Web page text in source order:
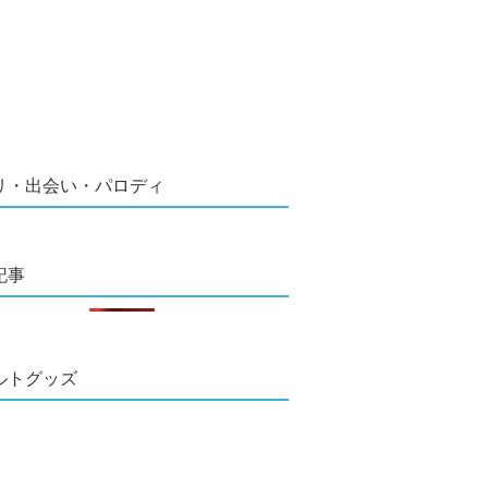
・出会い・パロディ
事
トグッズ